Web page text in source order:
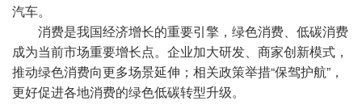
汽车。
消费是我国经济增长的重要引擎，绿色消费、低碳消费
成为当前市场重要增长点。企业加大研发、商家创新模式，
推动绿色消费向更多场景延伸；相关政策举措“保驾护航”，
更好促进各地消费的绿色低碳转型升级。